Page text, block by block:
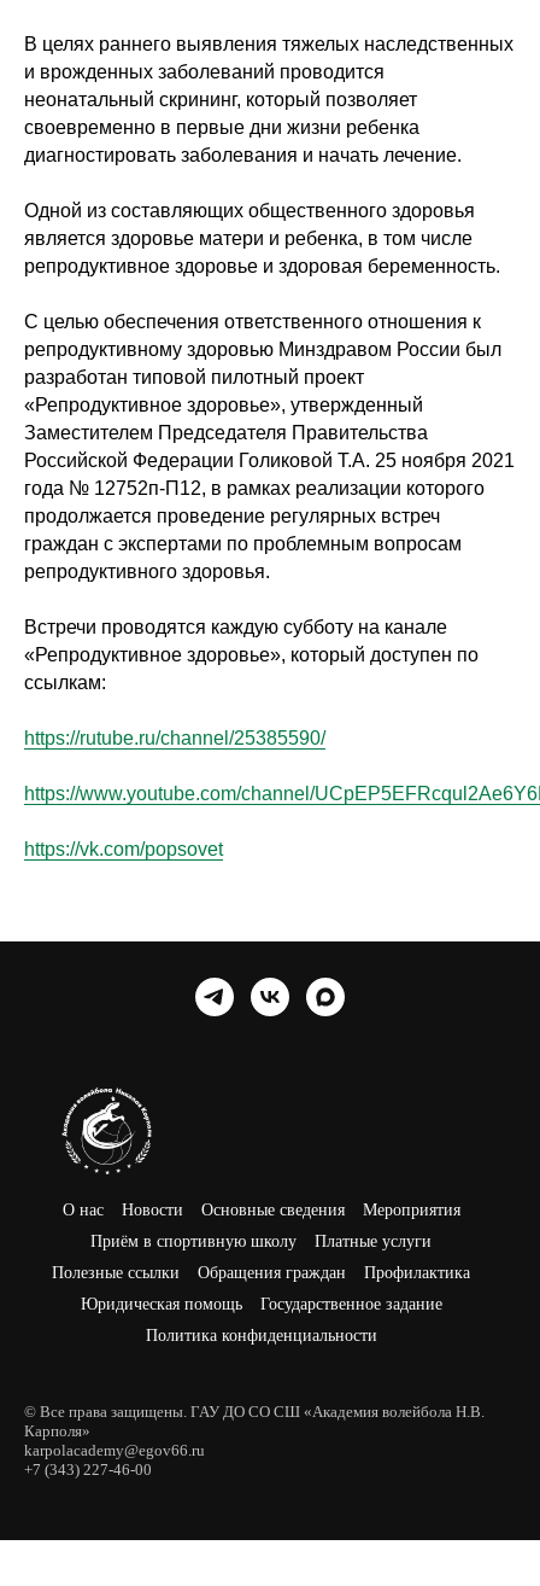
В целях раннего выявления тяжелых наследственных
и врожденных заболеваний проводится
неонатальный скрининг, который позволяет
своевременно в первые дни жизни ребенка
диагностировать заболевания и начать лечение.
Одной из составляющих общественного здоровья
является здоровье матери и ребенка, в том числе
репродуктивное здоровье и здоровая беременность.
С целью обеспечения ответственного отношения к
репродуктивному здоровью Минздравом России был
разработан типовой пилотный проект
«Репродуктивное здоровье», утвержденный
Заместителем Председателя Правительства
Российской Федерации Голиковой Т.А. 25 ноября 2021
года № 12752п-П12, в рамках реализации которого
продолжается проведение регулярных встреч
граждан с экспертами по проблемным вопросам
репродуктивного здоровья.
Встречи проводятся каждую субботу на канале
«Репродуктивное здоровье», который доступен по
ссылкам:
https://rutube.ru/channel/25385590/
https://www.youtube.com/channel/
https://vk.com/popsovet
О нас Новости Основные сведения
Мероприятия
Приём в спортивную школу
Платные услуги
Полезные ссылки
Обращения граждан
Профилактика
Юридическая помощь
Государственное задание
Политика конфиденциальности
© Все права защищены. ГАУ ДО СО СШ «Академия волейбола Н.В.
Карполя»
karpolacademy@egov66.ru
+7 (343) 227-46-00